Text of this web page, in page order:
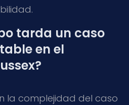
tarda un caso
en el
la complejidad del caso